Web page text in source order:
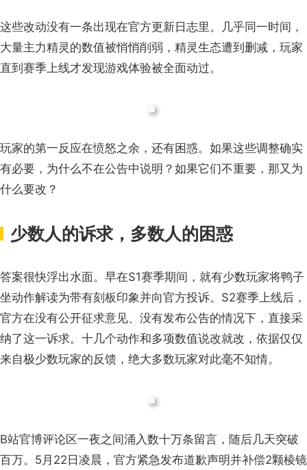
这些改动没有一条出现在官方更新日志里。几乎同一时间，
大量主力精灵的数值被悄悄削弱，精灵生态遭到删减，玩家
直到赛季上线才发现游戏体验被全面动过。
玩家的第一反应在愤怒之余 ， 还有困惑。如果这些调整确实
有必要，为什么不在公告中说明？如果它们不重要，那又为
什么要改？
少数人的诉求，多数人的困惑
答案很快浮出水面。早在S1赛季期间，就有少数玩家将鸭子
坐动作解读为带有刻板印象并向官方投诉。S2赛季上线后，
官方在没有公开征求意见、没有发布公告的情况下，直接采
纳了这一诉求。十几个动作和多项数值说改就改，依据仅仅
来自极少数玩家的反馈，绝大多数玩家对此毫不知情。
B站官博评论区一夜之间涌入数十万条留言，随后几天突破
百万。5月22日凌晨，官方紧急发布道歉声明并补偿2颗棱镜